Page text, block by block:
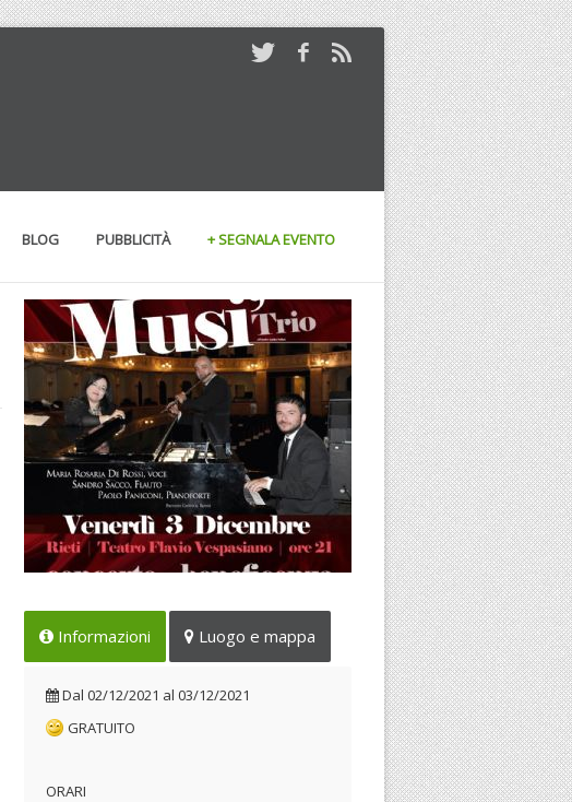
BLOG PUBBLICITÀ + SEGNALA EVENTO
Evento di beneficenza
Dal 02/12/2021 al 03/12/2021
Informazioni Luogo e mappa
Dal 02/12/2021 al 03/12/2021
GRATUITO
ORARI